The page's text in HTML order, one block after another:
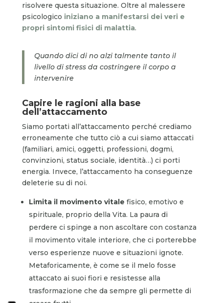
risolvere questa situazione. Oltre al malessere
psicologico iniziano a manifestarsi dei veri e
propri sintomi fisici di malattia.
Quando dici di no alzi talmente tanto il
livello di stress da costringere il corpo a
intervenire
Capire le ragioni alla base
dell’attaccamento
Siamo portati all’attaccamento perché crediamo
erroneamente che tutto ciò a cui siamo attaccati
(familiari, amici, oggetti, professioni, dogmi,
convinzioni, status sociale, identità…) ci porti
energia. Invece, l’attaccamento ha conseguenze
deleterie su di noi.
Limita il movimento vitale fisico, emotivo e
spirituale, proprio della Vita. La paura di
perdere ci spinge a non ascoltare con costanza
il movimento vitale interiore, che ci porterebbe
verso esperienze nuove e situazioni ignote.
Metaforicamente, è come se il melo fosse
attaccato ai suoi fiori e resistesse alla
trasformazione che da sempre gli permette di